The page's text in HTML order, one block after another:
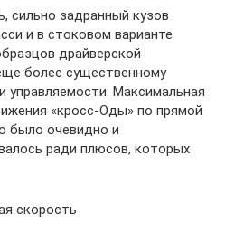
сильно задранный кузов
и в стоковом варианте
драйверской
более существенному
управляемости. Максимальная
«кросс-Оды» по прямой
было очевидно и
ради плюсов, которых
скорость